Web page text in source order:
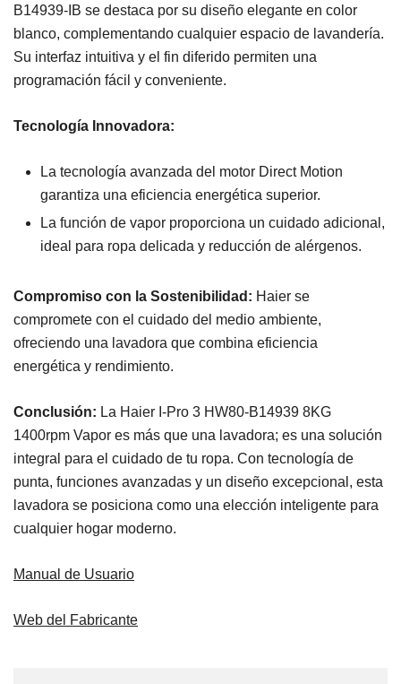
B14939-IB se destaca por su diseño elegante en color
blanco, complementando cualquier espacio de lavandería.
Su interfaz intuitiva y el fin diferido permiten una
programación fácil y conveniente.
Tecnología Innovadora:
La tecnología avanzada del motor Direct Motion
garantiza una eficiencia energética superior.
La función de vapor proporciona un cuidado adicional,
ideal para ropa delicada y reducción de alérgenos.
Compromiso con la Sostenibilidad: Haier se
compromete con el cuidado del medio ambiente,
ofreciendo una lavadora que combina eficiencia
energética y rendimiento.
Conclusión: La Haier I-Pro 3 HW80-B14939 8KG
1400rpm Vapor es más que una lavadora; es una solución
integral para el cuidado de tu ropa. Con tecnología de
punta, funciones avanzadas y un diseño excepcional, esta
lavadora se posiciona como una elección inteligente para
cualquier hogar moderno.
Manual de Usuario
Web del Fabricante